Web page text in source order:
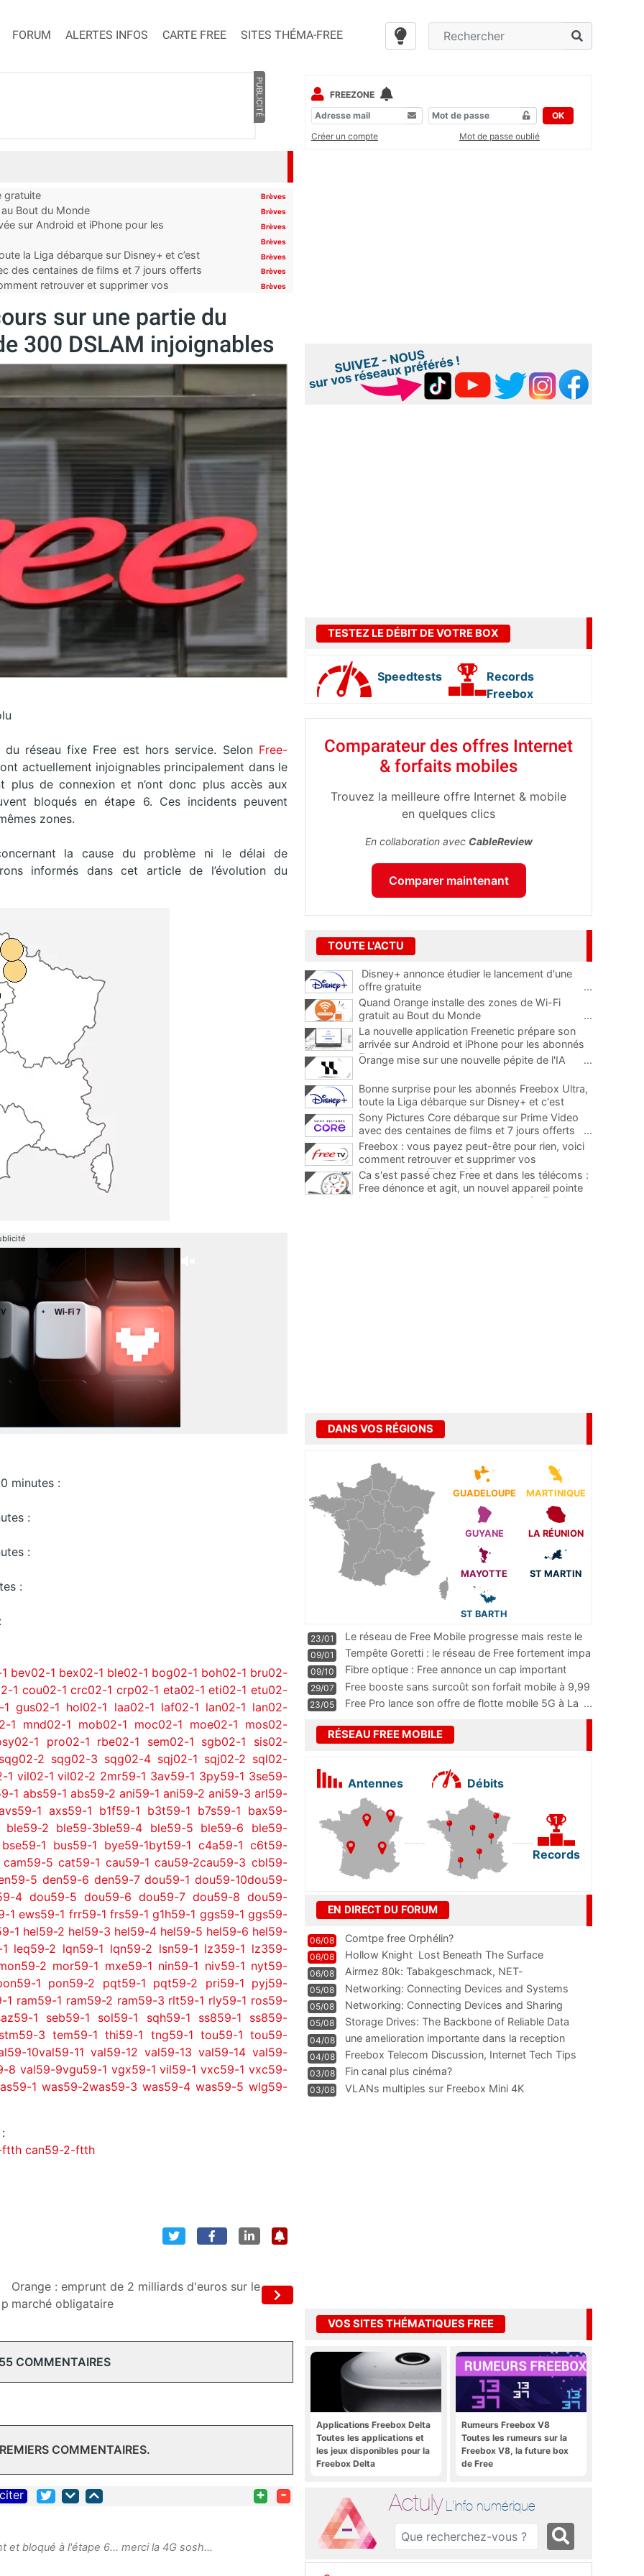
FORUM ALERTES INFOS CARTE FREE SITES THÉMA-FREE
PUBLICITÉ
gratuite Brèves
Bout du Monde Brèves
sur Android et iPhone pour les
Brèves
Brèves
la Liga débarque sur Disney+ et c’est Brèves
des centaines de films et 7 jours offerts Brèves
retrouver et supprimer vos Brèves
sur une partie du
300 DSLAM injoignables
réseau fixe Free est hors service. Selon Free-
actuellement injoignables principalement dans le
plus de connexion et n’ont donc plus accès aux
bloqués en étape 6. Ces incidents peuvent
zones.
la cause du problème ni le délai de
informés dans cet article de l’évolution du
minutes :
:
:
:
bev02-1 bex02-1 ble02-1 bog02-1 boh02-1 bru02-
1 cou02-1 crc02-1 crp02-1 eta02-1 eti02-1 etu02-
gus02-1 hol02-1 laa02-1 laf02-1 lan02-1 lan02-
1 mnd02-1 mob02-1 moc02-1 moe02-1 mos02-
1
pro02-1 rbe02-1 sem02-1 sgb02-1
sis02-
2 sqg02-3 sqg02-4 sqj02-1 sqj02-2 sql02-
1 vil02-1 vil02-2 2mr59-1 3av59-1 3py59-1 3se59-
1 abs59-1 abs59-2 ani59-1 ani59-2 ani59-3 arl59-
1 axs59-1 b1f59-1 b3t59-1 b7s59-1 bax59-
ble59-2 ble59-3ble59-4 ble59-5 ble59-6
ble59-
bse59-1 bus59-1 bye59-1byt59-1 c4a59-1 c6t59-
cam59-5 cat59-1 cau59-1 cau59-2cau59-3 cbl59-
5 den59-6 den59-7 dou59-1 dou59-10dou59-
4 dou59-5 dou59-6 dou59-7 dou59-8 dou59-
1 ews59-1 frr59-1 frs59-1 g1h59-1 ggs59-1 ggs59-
1 hel59-2 hel59-3 hel59-4 hel59-5 hel59-6 hel59-
leq59-2 lqn59-1 lqn59-2 lsn59-1 lz359-1 lz359-
2 mor59-1 mxe59-1 nin59-1 niv59-1 nyt59-
1 pon59-2 pqt59-1 pqt59-2 pri59-1 pyj59-
1 ram59-1 ram59-2 ram59-3 rlt59-1 rly59-1 ros59-
1
seb59-1 sol59-1 sqh59-1 ss859-1
ss859-
3 tem59-1 thi59-1 tng59-1 tou59-1 tou59-
10val59-11 val59-12 val59-13 val59-14 val59-
8 val59-9vgu59-1 vgx59-1 vil59-1 vxc59-1 vxc59-
1 was59-2was59-3 was59-4 was59-5 wlg59-
ftth can59-2-ftth
Orange : emprunt de 2 milliards d'euros sur le
marché obligataire
COMMENTAIRES
COMMENTAIRES.
citer + -
et bloqué à l'étape 6... merci la 4G sosh...
FREEZONE
OK
Créer un compte
Mot de passe oublié
TESTEZ LE DÉBIT DE VOTRE BOX
Speedtests
Records
Freebox
Comparateur des offres Internet
& forfaits mobiles
Trouvez la meilleure offre Internet & mobile
en quelques clics
En collaboration avec CableReview
Comparer maintenant
TOUTE L'ACTU
Disney+ annonce étudier le lancement d'une
offre gratuite
...
Quand Orange installe des zones de Wi-Fi
gratuit au Bout du Monde
...
La nouvelle application Freenetic prépare son
arrivée sur Android et iPhone pour les abonnés
Freebox, testez la
Orange mise sur une nouvelle pépite de l'IA ...
Bonne surprise pour les abonnés Freebox Ultra,
toute la Liga débarque sur Disney+ et c'est
inclus
Sony Pictures Core débarque sur Prime Video
avec des centaines de films et 7 jours offerts
...
Freebox : vous payez peut-être pour rien, voici
comment retrouver et supprimer vos
abonnements TV oubliés
...
Ca s'est passé chez Free et dans les télécoms :
Free dénonce et agit, un nouvel appareil pointe
le bout de son nez chez des abonnés Freebox...
DANS VOS RÉGIONS
GUADELOUPE MARTINIQUE
GUYANE LA RÉUNION
MAYOTTE ST MARTIN
ST BARTH
23/01
Le réseau de Free Mobile progresse mais reste le
m
...
09/01
Tempête Goretti : le réseau de Free fortement impa
09/10
Fibre optique : Free annonce un cap important
pass
...
29/07
Free booste sans surcoût son forfait mobile à 9,99
23/05 Free Pro lance son offre de flotte mobile 5G à La ...
RÉSEAU FREE MOBILE
Antennes Débits
Records
EN DIRECT DU FORUM
06/08 Comtpe free Orphélin?
06/08 Hollow Knight  Lost Beneath The Surface
06/08
Airmez 80k: Tabakgeschmack, NET-
Technologie und Leistung im
05/08 Networking: Connecting Devices and Systems
05/08
Networking: Connecting Devices and Sharing
Information
05/08
Storage Drives: The Backbone of Reliable Data
Management
04/08
une amelioration importante dans la reception
WIFI
04/08
Freebox Telecom Discussion, Internet Tech Tips
Communi
03/08 Fin canal plus cinéma?
03/08 VLANs multiples sur Freebox Mini 4K
VOS SITES THÉMATIQUES FREE
Applications Freebox Delta
Toutes les applications et
les jeux disponibles pour la
Freebox Delta
Rumeurs Freebox V8
Toutes les rumeurs sur la
Freebox V8, la future box
de Free
Actuly L'info numérique